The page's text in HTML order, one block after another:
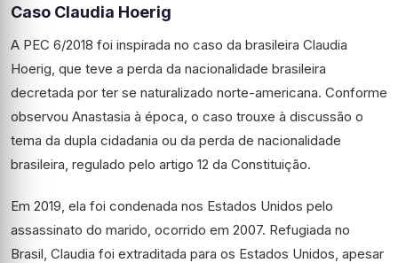
Caso Claudia Hoerig
A PEC 6/2018 foi inspirada no caso da brasileira Claudia
Hoerig, que teve a perda da nacionalidade brasileira
decretada por ter se naturalizado norte-americana. Conforme
observou Anastasia à época, o caso trouxe à discussão o
tema da dupla cidadania ou da perda de nacionalidade
brasileira, regulado pelo artigo 12 da Constituição.
Em 2019, ela foi condenada nos Estados Unidos pelo
assassinato do marido, ocorrido em 2007. Refugiada no
Brasil, Claudia foi extraditada para os Estados Unidos, apesar